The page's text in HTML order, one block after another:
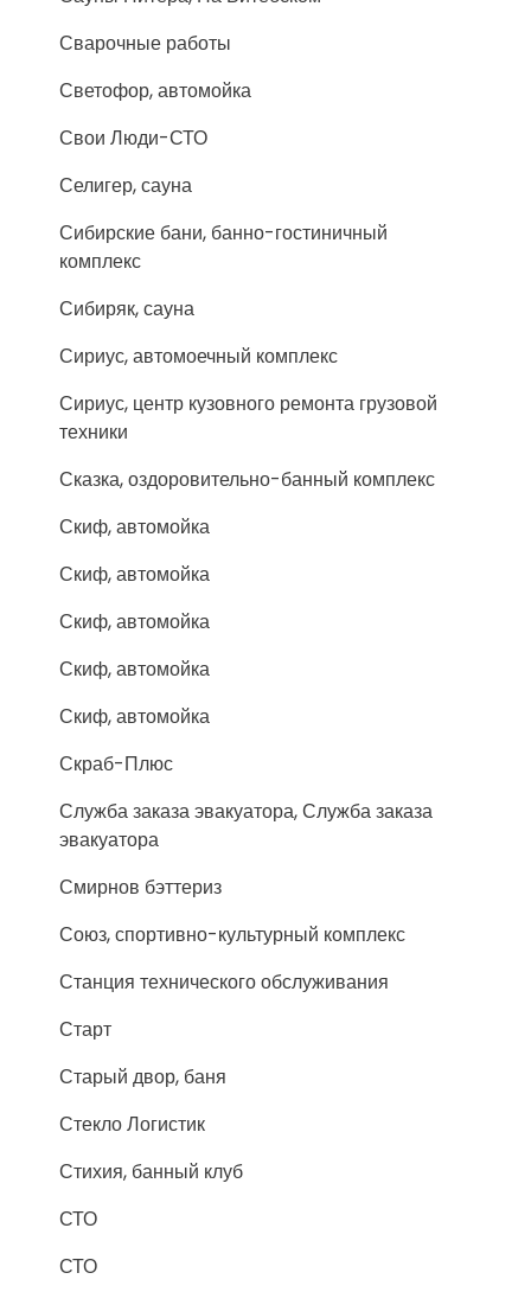
Сварочные работы
Светофор, автомойка
Свои Люди-СТО
Селигер, сауна
Сибирские бани, банно-гостиничный
комплекс
Сибиряк, сауна
Сириус, автомоечный комплекс
Сириус, центр кузовного ремонта грузовой
техники
Сказка, оздоровительно-банный комплекс
Скиф, автомойка
Скиф, автомойка
Скиф, автомойка
Скиф, автомойка
Скиф, автомойка
Скраб-Плюс
Служба заказа эвакуатора, Служба заказа
эвакуатора
Смирнов бэттериз
Союз, спортивно-культурный комплекс
Станция технического обслуживания
Старт
Старый двор, баня
Стекло Логистик
Стихия, банный клуб
СТО
СТО